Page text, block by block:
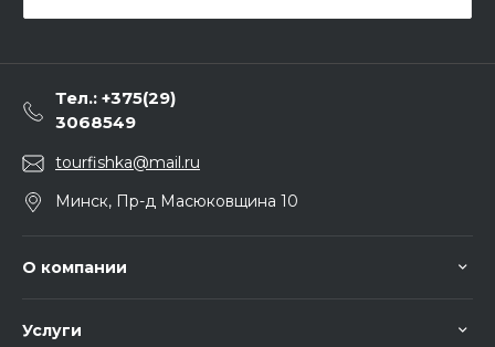
Тел.: +375(29)
3068549
tourfishka@mail.ru
Минск, Пр-д Масюковщина 10
О компании
Услуги